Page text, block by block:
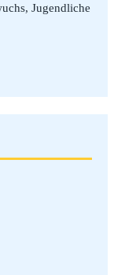
Jugendliche